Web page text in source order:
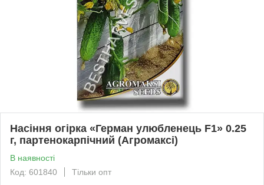
Насіння огірка «Герман улюбленець F1» 0.25
г, партенокарпічний (Агромаксі)
В наявності
Код: 601840
Тільки опт